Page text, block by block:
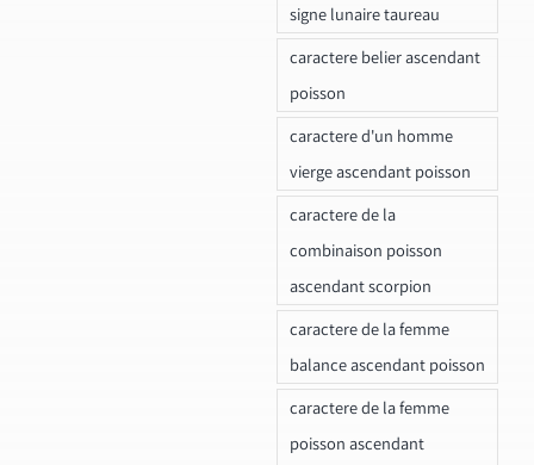
signe lunaire taureau
caractere belier ascendant
poisson
caractere d'un homme
vierge ascendant poisson
caractere de la
combinaison poisson
ascendant scorpion
caractere de la femme
balance ascendant poisson
caractere de la femme
poisson ascendant